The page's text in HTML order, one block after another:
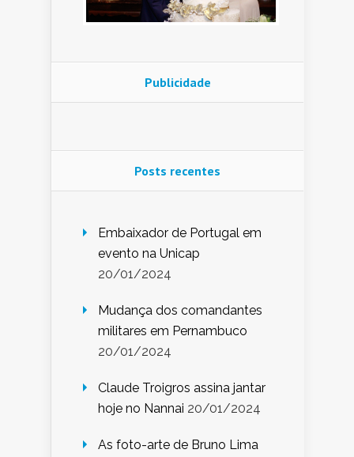
Publicidade
Posts recentes
Embaixador de Portugal em
evento na Unicap
20/01/2024
Mudança dos comandantes
militares em Pernambuco
20/01/2024
Claude Troigros assina jantar
hoje no Nannai 20/01/2024
As foto-arte de Bruno Lima